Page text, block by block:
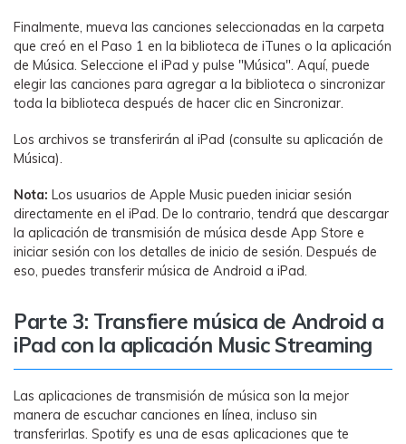
Finalmente, mueva las canciones seleccionadas en la carpeta
que creó en el Paso 1 en la biblioteca de iTunes o la aplicación
de Música. Seleccione el iPad y pulse "Música". Aquí, puede
elegir las canciones para agregar a la biblioteca o sincronizar
toda la biblioteca después de hacer clic en Sincronizar.
Los archivos se transferirán al iPad (consulte su aplicación de
Música).
Nota: Los usuarios de Apple Music pueden iniciar sesión
directamente en el iPad. De lo contrario, tendrá que descargar
la aplicación de transmisión de música desde App Store e
iniciar sesión con los detalles de inicio de sesión. Después de
eso, puedes transferir música de Android a iPad.
Parte 3: Transfiere música de Android a
iPad con la aplicación Music Streaming
Las aplicaciones de transmisión de música son la mejor
manera de escuchar canciones en línea, incluso sin
transferirlas. Spotify es una de esas aplicaciones que te